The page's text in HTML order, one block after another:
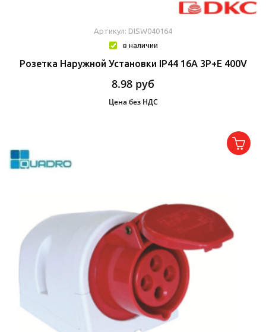
Артикул: DISW040164
в наличии
Розетка Наружной Установки IP44 16A 3P+E 400V
8.98 руб
Цена без НДС